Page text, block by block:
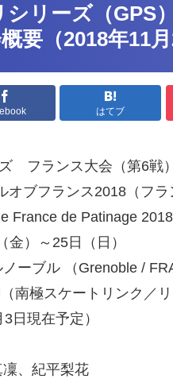
リーズ（GPS
要（2018年11
はてブ
フランス大会（第6戦
オブフランス2018（フラ
France de Patinage 2018
）～25日（日）
ーブル （Grenoble / FRA
南極スケートリンク／
日現在予定）
、紀平梨花